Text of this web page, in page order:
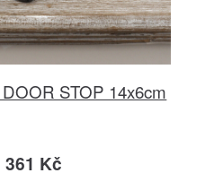
STOP 14x6cm
361 Kč